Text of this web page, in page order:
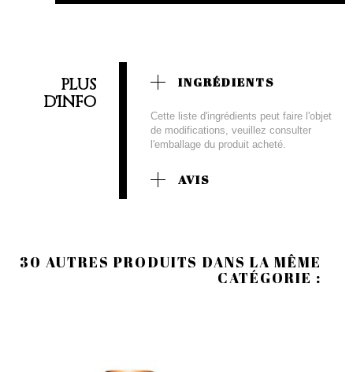
PLUS
D'INFO
INGRÉDIENTS
Cette liste d'ingrédients peut faire l'objet
de modifications, veuillez consulter
l'emballage du produit acheté.
AVIS
30 AUTRES PRODUITS DANS LA MÊME
CATÉGORIE :